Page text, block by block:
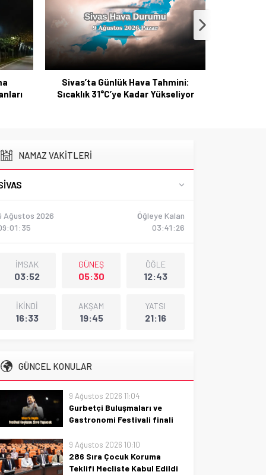
Sivas’ta Günlük Hava Tahmini:
Sıcaklık 31°C’ye Kadar Yükseliyor
NAMAZ VAKİTLERİ
Ağustos 2026
Öğleye Kalan
03:41:25
İMSAK
03:52
GÜNEŞ
05:30
ÖĞLE
12:43
İKİNDİ
16:33
AKŞAM
19:45
YATSI
21:16
GÜNCEL KONULAR
9 Ağustos 2026 11:04
Gurbetçi Buluşmaları ve
Gastronomi Festivali finali
Gurbetçi Buluşmaları ve
Gastronomi Festivali finali
sürprizlerle dolu: lezzetler,
9 Ağustos 2026 10:10
286 Sıra Çocuk Koruma
Teklifi Mecliste Kabul Edildi